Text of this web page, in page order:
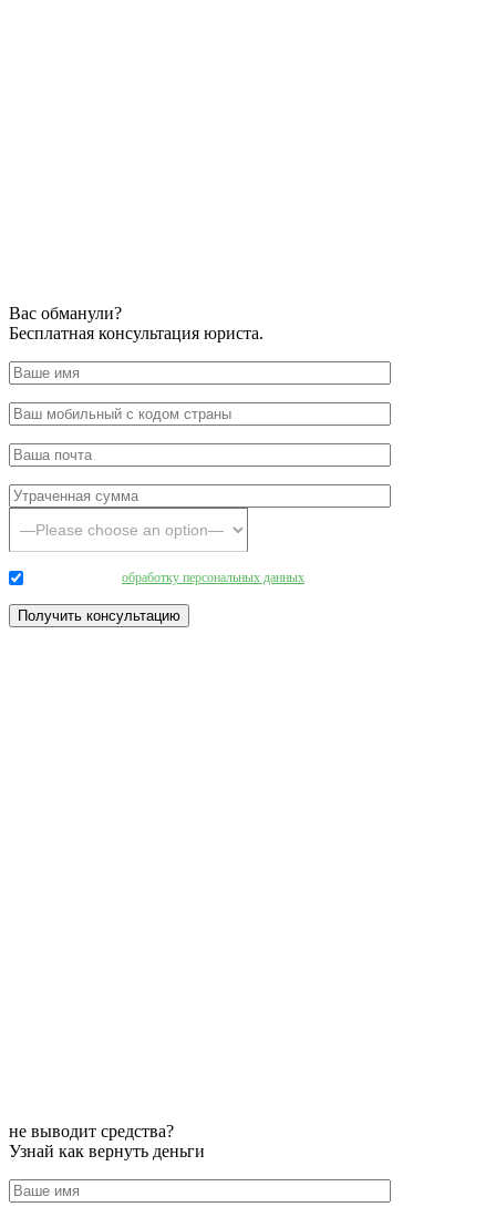
Вас обманули?
Бесплатная консультация юриста.
обработку персональных данных
не выводит средства?
Узнай как вернуть деньги